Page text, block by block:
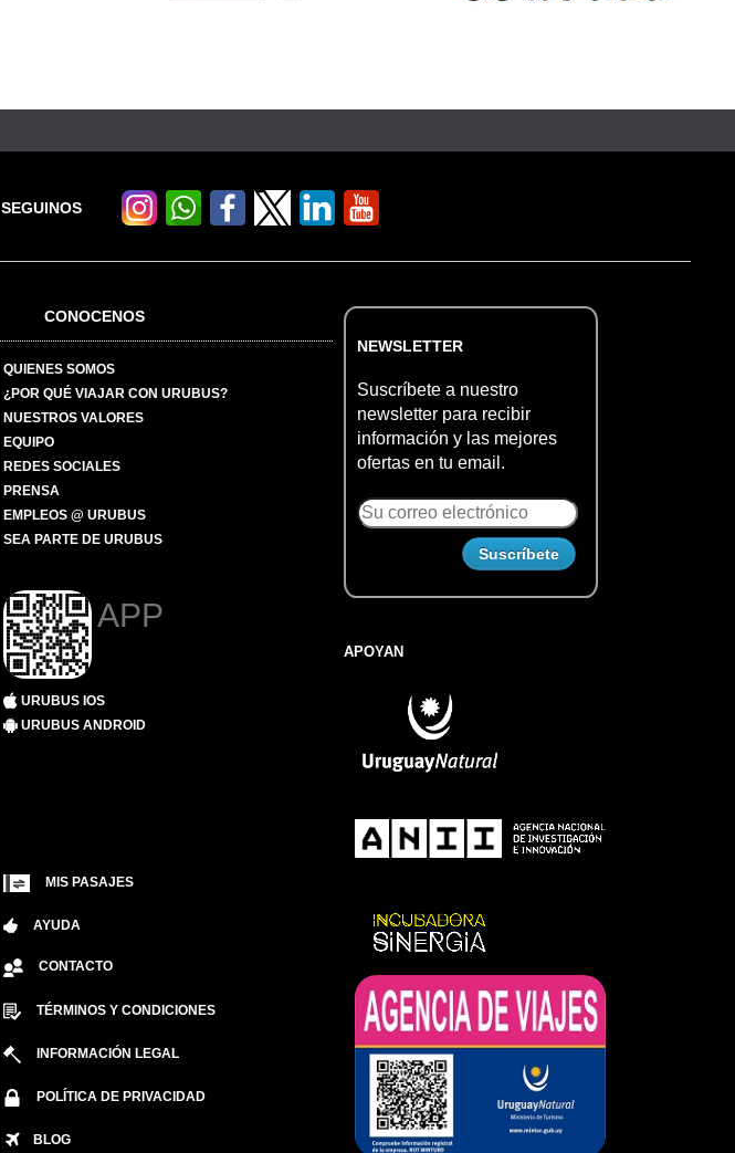
SEGUINOS
CONOCENOS
QUIENES SOMOS
¿POR QUÉ VIAJAR CON URUBUS?
NUESTROS VALORES
EQUIPO
REDES SOCIALES
PRENSA
EMPLEOS @ URUBUS
SEA PARTE DE URUBUS
APP
URUBUS IOS
URUBUS ANDROID
MIS PASAJES
AYUDA
CONTACTO
TÉRMINOS Y CONDICIONES
INFORMACIÓN LEGAL
POLÍTICA DE PRIVACIDAD
BLOG
NEWSLETTER
Suscríbete a nuestro
newsletter para recibir
información y las mejores
ofertas en tu email.
APOYAN